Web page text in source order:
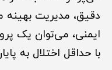
دقیق، مدیریت بهینه
ایمنی، می‌توان یک
با حداقل اختلال به